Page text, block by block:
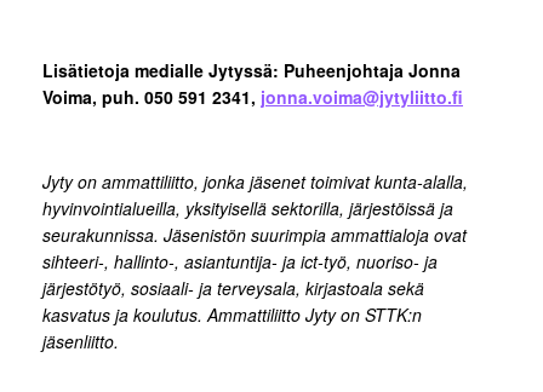
Lisätietoja medialle Jytyssä: Puheenjohtaja Jonna
Voima, puh. 050 591 2341, jonna.voima@jytyliitto.fi
Jyty on ammattiliitto, jonka jäsenet toimivat kunta-alalla,
hyvinvointialueilla, yksityisellä sektorilla, järjestöissä ja
seurakunnissa. Jäsenistön suurimpia ammattialoja ovat
sihteeri-, hallinto-, asiantuntija- ja ict-työ, nuoriso- ja
järjestötyö, sosiaali- ja terveysala, kirjastoala sekä
kasvatus ja koulutus. Ammattiliitto Jyty on STTK:n
jäsenliitto.